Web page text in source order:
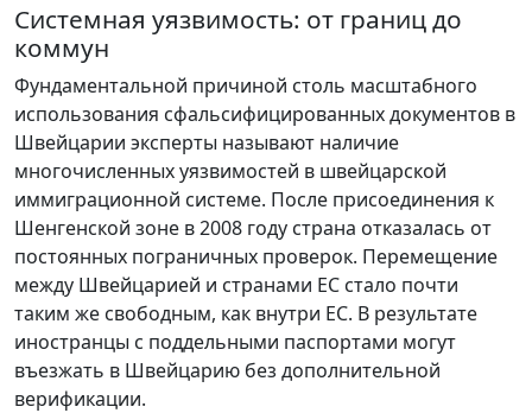
Системная уязвимость: от границ до
коммун
Фундаментальной причиной столь масштабного
использования сфальсифицированных документов в
Швейцарии эксперты называют наличие
многочисленных уязвимостей в швейцарской
иммиграционной системе. После присоединения к
Шенгенской зоне в 2008 году страна отказалась от
постоянных пограничных проверок. Перемещение
между Швейцарией и странами ЕС стало почти
таким же свободным, как внутри ЕС. В результате
иностранцы с поддельными паспортами могут
въезжать в Швейцарию без дополнительной
верификации.